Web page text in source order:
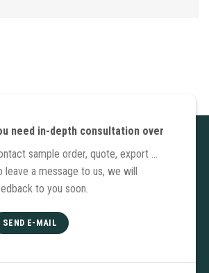
need in-depth consultation over
sample order, quote, export ...
leave a message to us, we will
to you soon.
SEND E-MAIL